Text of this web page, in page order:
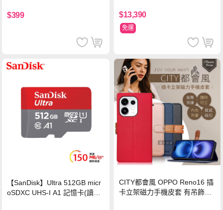
$399 $13,390
免運
【SanDisk】Ultra 512GB micr
oSDXC UHS-I A1 記憶卡(讀取
CITY都會風 OPPO Reno16 插
卡立架磁力手機皮套 有吊飾孔